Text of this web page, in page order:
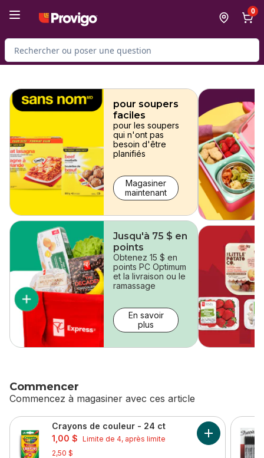
0
Rechercher des produits
sauter
pour soupers
faciles
pour les soupers
qui n'ont pas
besoin d'être
planifiés
Magasiner
maintenant
Jusqu'à 75 $ en
points
Obtenez 15 $ en
points PC Optimum
et la livraison ou le
ramassage
En savoir
plus
Commencer
Commencez à magasiner avec ces article
sauter CommencerCrayons de couleur - 24 ct
sale:
1,00 $ , formerly:
Limite de 4, après limite
2,50 $
Ajouter